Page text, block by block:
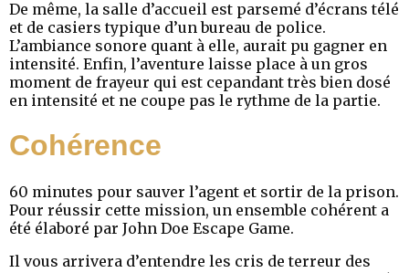
De même, la salle d’accueil est parsemé d’écrans télé
et de casiers typique d’un bureau de police.
L’ambiance sonore quant à elle, aurait pu gagner en
intensité. Enfin, l’aventure laisse place à un gros
moment de frayeur qui est cepandant très bien dosé
en intensité et ne coupe pas le rythme de la partie.
Cohérence
60 minutes pour sauver l’agent et sortir de la prison.
Pour réussir cette mission, un ensemble cohérent a
été élaboré par John Doe Escape Game.
Il vous arrivera d’entendre les cris de terreur des